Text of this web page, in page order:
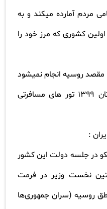
مردم آمارده میکند و به
کشوری که مرز خود را
مقصد روسیه انجام نمیشود
۱۳۹۹ تور های مسافرتی
:
در جلسه دولت این کشور
نخست وزیر در فرمت
روسیه (سران جمهوری‌ها